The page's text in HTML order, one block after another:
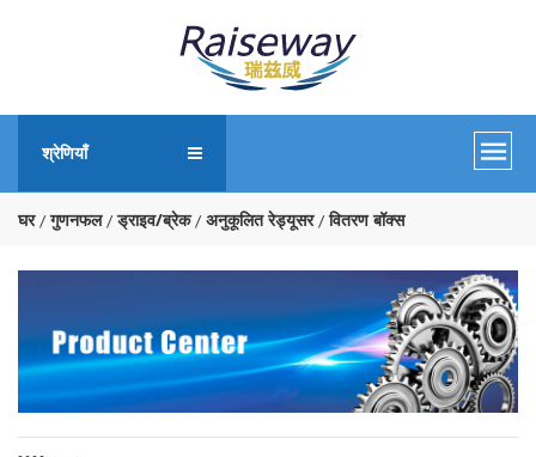
श्रेणियाँ
घर गुणनफल ड्राइव/ब्रेक अनुकूलित रेड्यूसर वितरण बॉक्स